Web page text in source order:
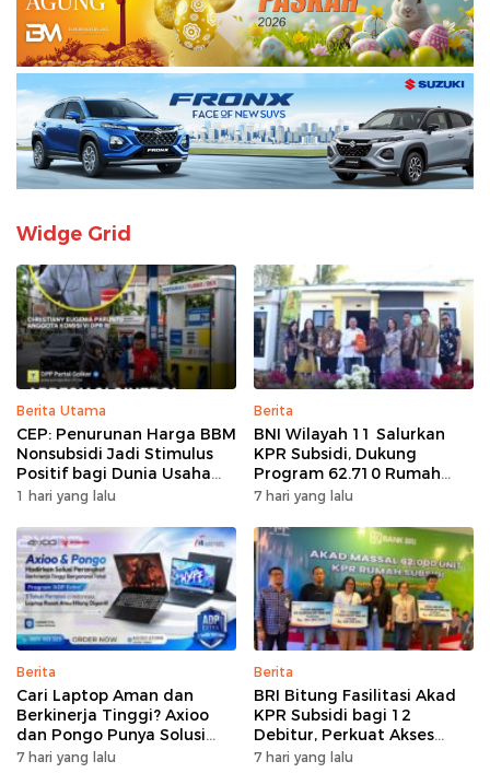
Widge Grid
Berita Utama
CEP: Penurunan Harga BBM
Nonsubsidi Jadi Stimulus
Positif bagi Dunia Usaha
dan Pertumbuhan Ekonomi
1 hari yang lalu
Berita
BNI Wilayah 11 Salurkan
KPR Subsidi, Dukung
Program 62.710 Rumah
Bersubsidi
7 hari yang lalu
Berita
Cari Laptop Aman dan
Berkinerja Tinggi? Axioo
dan Pongo Punya Solusi
dengan Garansi Ekstra
7 hari yang lalu
Berita
BRI Bitung Fasilitasi Akad
KPR Subsidi bagi 12
Debitur, Perkuat Akses
Hunian Masyarakat
7 hari yang lalu